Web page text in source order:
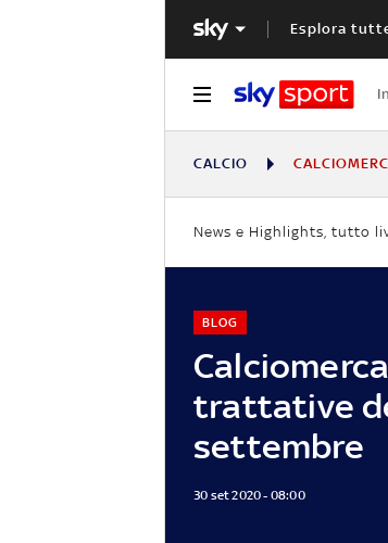
Esplora
CALCIO
News e Highlights, tutto
trattative
settembre
BLOG
30 set 2020 - 08:00